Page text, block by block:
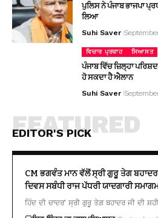
ਪੁਲਿਸ ਨੇ ਪੰਜਾਬ ਭਾਜਪਾ
ਲਿਆ
Suhi Saver
ਵਿਚਾਰ ਪ੍ਰਵਾਹ ਸਿਆਸਤ
ਪੰਜਾਬ ਵਿੱਚ ਜ਼ਿਲ੍ਹਾ
ਹੋ ਸਕਦਾ ਹੈ ਐਲਾਨ
Suhi Saver
EDITOR'S PICK
FEATURED
CM ਭਗਵੰਤ ਮਾਨ ਵੱਲੋਂ ਸ੍ਰੀ ਗੁਰੂ ਤੇਗ ਬਹਾਦਰ
ਦਿਵਸ ਸਬੰਧੀ ਰਾਜ ਪੱਧਰੀ ਯਾਦਗਾਰੀ
ਹਿੰਦ ਦੀ ਚਾਦਰ’ ਸ੍ਰੀ ਗੁਰੂ ਤੇਗ ਬਹਾਦਰ ਜੀ ਦੀ